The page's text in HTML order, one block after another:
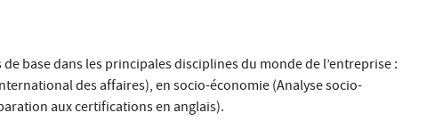
base dans les principales disciplines du monde de l’entreprise :
des affaires), en socio-économie (Analyse socio-
aux certifications en anglais).